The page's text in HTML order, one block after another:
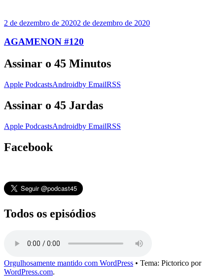
2 de dezembro de 20202 de dezembro de 2020
AGAMENON #120
Assinar o 45 Minutos
Apple PodcastsAndroidby EmailRSS
Assinar o 45 Jardas
Apple PodcastsAndroidby EmailRSS
Facebook
Todos os episódios
Orgulhosamente mantido com WordPress • Tema: Pictorico por
WordPress.com.